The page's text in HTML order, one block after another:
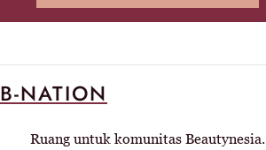
B-NATION
Ruang untuk komunitas Beautynesia.